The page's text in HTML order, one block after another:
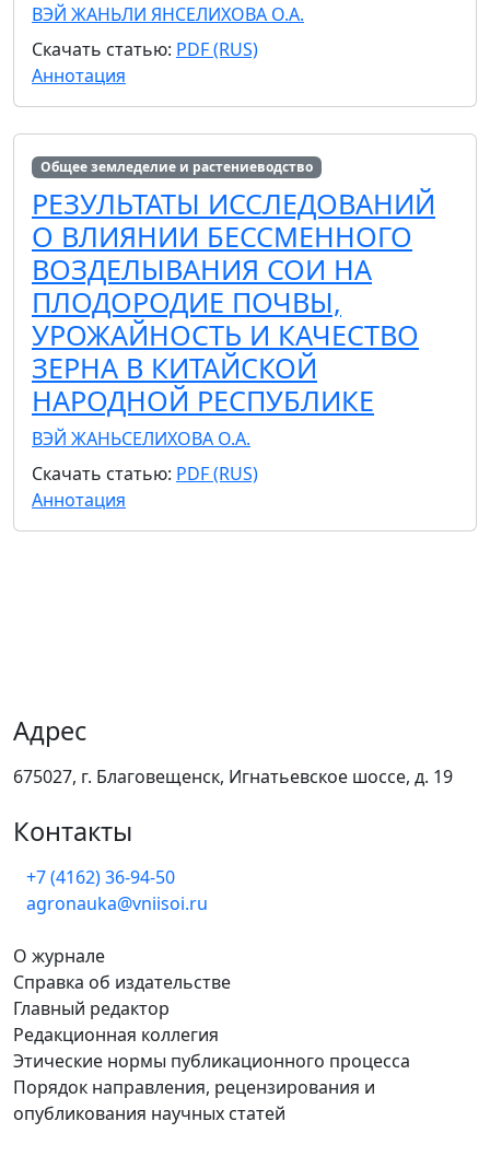
ВЭЙ ЖАНЬЛИ ЯНСЕЛИХОВА О.А.
Скачать статью: PDF (RUS)
Аннотация
Общее земледелие и растениеводство
РЕЗУЛЬТАТЫ ИССЛЕДОВАНИЙ
О ВЛИЯНИИ БЕССМЕННОГО
ВОЗДЕЛЫВАНИЯ СОИ НА
ПЛОДОРОДИЕ ПОЧВЫ,
УРОЖАЙНОСТЬ И КАЧЕСТВО
ЗЕРНА В КИТАЙСКОЙ
НАРОДНОЙ РЕСПУБЛИКЕ
ВЭЙ ЖАНЬСЕЛИХОВА О.А.
Скачать статью: PDF (RUS)
Аннотация
Адрес
675027, г. Благовещенск, Игнатьевское шоссе, д. 19
Контакты
+7 (4162) 36-94-50
agronauka@vniisoi.ru
О журнале
Справка об издательстве
Главный редактор
Редакционная коллегия
Этические нормы публикационного процесса
Порядок направления, рецензирования и
опубликования научных статей